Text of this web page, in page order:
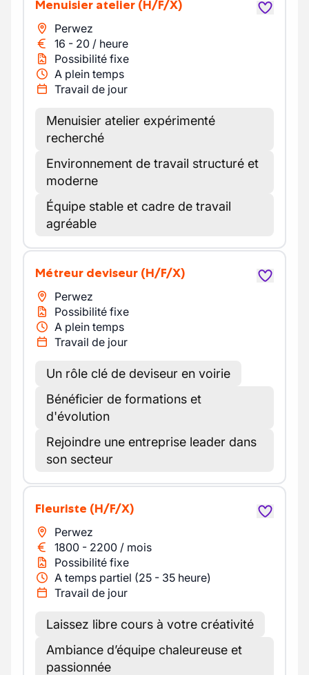
Menuisier atelier (H/F/X)
Perwez
16 - 20 / heure
Possibilité fixe
A plein temps
Travail de jour
Menuisier atelier expérimenté
recherché
Environnement de travail structuré et
moderne
Équipe stable et cadre de travail
agréable
Métreur deviseur (H/F/X)
Perwez
Possibilité fixe
A plein temps
Travail de jour
Un rôle clé de deviseur en voirie
Bénéficier de formations et
d'évolution
Rejoindre une entreprise leader dans
son secteur
Fleuriste (H/F/X)
Perwez
1800 - 2200 / mois
Possibilité fixe
A temps partiel (25 - 35 heure)
Travail de jour
Laissez libre cours à votre créativité
Ambiance d’équipe chaleureuse et
passionnée